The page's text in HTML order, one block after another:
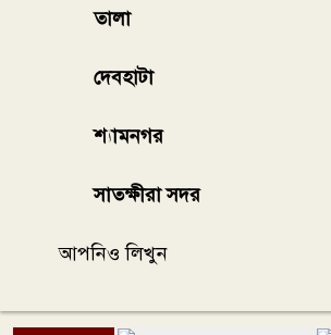
তালা
দেবহাটা
শ্যামনগর
সাতক্ষীরা সদর
আপনিও লিখুন